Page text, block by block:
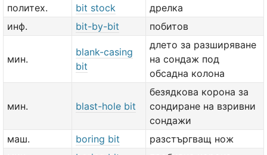
политех.
bit stock
дрелка
инф.
bit-by-bit побитов
мин.
blank-casing
bit
длето за разширяване
на сондаж под
обсадна колона
мин. blast-hole bit
безядкова корона за
сондиране на взривни
сондажи
маш.
boring bit
разстъргващ нож